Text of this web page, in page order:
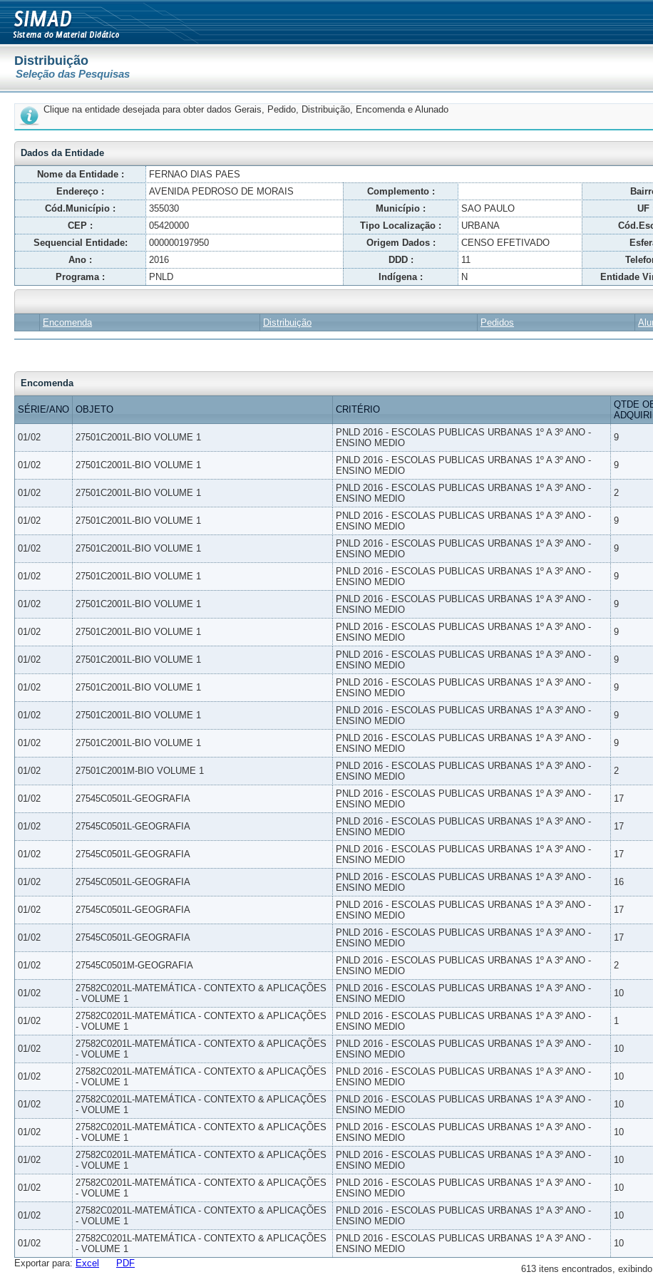
Distribuição
Seleção das Pesquisas
Clique na entidade desejada para obter dados Gerais, Pedido, Distribuição, Encomenda e Alunado
Dados da Entidade
Nome da Entidade :
FERNAO DIAS PAES
Endereço :
AVENIDA PEDROSO DE MORAIS Complemento :
Cód.Município :
355030 Município : SAO PAULO UF
CEP :
05420000 Tipo Localização : URBANA
Sequencial Entidade:
000000197950 Origem Dados : CENSO EFETIVADO
Ano :
2016 DDD : 11
Programa :
PNLD Indígena : N Entidade
Encomenda Distribuição Pedidos
Encomenda
SÉRIE/ANO OBJETO CRITÉRIO
QTDE
01/02 27501C2001L-BIO VOLUME 1
PNLD 2016 - ESCOLAS PUBLICAS URBANAS 1º A 3º ANO -
ENSINO MEDIO
9
01/02 27501C2001L-BIO VOLUME 1
PNLD 2016 - ESCOLAS PUBLICAS URBANAS 1º A 3º ANO -
ENSINO MEDIO
9
01/02 27501C2001L-BIO VOLUME 1
PNLD 2016 - ESCOLAS PUBLICAS URBANAS 1º A 3º ANO -
ENSINO MEDIO
2
01/02 27501C2001L-BIO VOLUME 1
PNLD 2016 - ESCOLAS PUBLICAS URBANAS 1º A 3º ANO -
ENSINO MEDIO
9
01/02 27501C2001L-BIO VOLUME 1
PNLD 2016 - ESCOLAS PUBLICAS URBANAS 1º A 3º ANO -
ENSINO MEDIO
9
01/02 27501C2001L-BIO VOLUME 1
PNLD 2016 - ESCOLAS PUBLICAS URBANAS 1º A 3º ANO -
ENSINO MEDIO
9
01/02 27501C2001L-BIO VOLUME 1
PNLD 2016 - ESCOLAS PUBLICAS URBANAS 1º A 3º ANO -
ENSINO MEDIO
9
01/02 27501C2001L-BIO VOLUME 1
PNLD 2016 - ESCOLAS PUBLICAS URBANAS 1º A 3º ANO -
ENSINO MEDIO
9
01/02 27501C2001L-BIO VOLUME 1
PNLD 2016 - ESCOLAS PUBLICAS URBANAS 1º A 3º ANO -
ENSINO MEDIO
9
01/02 27501C2001L-BIO VOLUME 1
PNLD 2016 - ESCOLAS PUBLICAS URBANAS 1º A 3º ANO -
ENSINO MEDIO
9
01/02 27501C2001L-BIO VOLUME 1
PNLD 2016 - ESCOLAS PUBLICAS URBANAS 1º A 3º ANO -
ENSINO MEDIO
9
01/02 27501C2001L-BIO VOLUME 1
PNLD 2016 - ESCOLAS PUBLICAS URBANAS 1º A 3º ANO -
ENSINO MEDIO
9
01/02 27501C2001M-BIO VOLUME 1
PNLD 2016 - ESCOLAS PUBLICAS URBANAS 1º A 3º ANO -
ENSINO MEDIO
2
01/02 27545C0501L-GEOGRAFIA
PNLD 2016 - ESCOLAS PUBLICAS URBANAS 1º A 3º ANO -
ENSINO MEDIO
17
01/02 27545C0501L-GEOGRAFIA
PNLD 2016 - ESCOLAS PUBLICAS URBANAS 1º A 3º ANO -
ENSINO MEDIO
17
01/02 27545C0501L-GEOGRAFIA
PNLD 2016 - ESCOLAS PUBLICAS URBANAS 1º A 3º ANO -
ENSINO MEDIO
17
01/02 27545C0501L-GEOGRAFIA
PNLD 2016 - ESCOLAS PUBLICAS URBANAS 1º A 3º ANO -
ENSINO MEDIO
16
01/02 27545C0501L-GEOGRAFIA
PNLD 2016 - ESCOLAS PUBLICAS URBANAS 1º A 3º ANO -
ENSINO MEDIO
17
01/02 27545C0501L-GEOGRAFIA
PNLD 2016 - ESCOLAS PUBLICAS URBANAS 1º A 3º ANO -
ENSINO MEDIO
17
01/02 27545C0501M-GEOGRAFIA
PNLD 2016 - ESCOLAS PUBLICAS URBANAS 1º A 3º ANO -
ENSINO MEDIO
2
01/02
27582C0201L-MATEMÁTICA - CONTEXTO & APLICAÇÕES
- VOLUME 1
PNLD 2016 - ESCOLAS PUBLICAS URBANAS 1º A 3º ANO -
ENSINO MEDIO
10
01/02
27582C0201L-MATEMÁTICA - CONTEXTO & APLICAÇÕES
- VOLUME 1
PNLD 2016 - ESCOLAS PUBLICAS URBANAS 1º A 3º ANO -
ENSINO MEDIO
1
01/02
27582C0201L-MATEMÁTICA - CONTEXTO & APLICAÇÕES
- VOLUME 1
PNLD 2016 - ESCOLAS PUBLICAS URBANAS 1º A 3º ANO -
ENSINO MEDIO
10
01/02
27582C0201L-MATEMÁTICA - CONTEXTO & APLICAÇÕES
- VOLUME 1
PNLD 2016 - ESCOLAS PUBLICAS URBANAS 1º A 3º ANO -
ENSINO MEDIO
10
01/02
27582C0201L-MATEMÁTICA - CONTEXTO & APLICAÇÕES
- VOLUME 1
PNLD 2016 - ESCOLAS PUBLICAS URBANAS 1º A 3º ANO -
ENSINO MEDIO
10
01/02
27582C0201L-MATEMÁTICA - CONTEXTO & APLICAÇÕES
- VOLUME 1
PNLD 2016 - ESCOLAS PUBLICAS URBANAS 1º A 3º ANO -
ENSINO MEDIO
10
01/02
27582C0201L-MATEMÁTICA - CONTEXTO & APLICAÇÕES
- VOLUME 1
PNLD 2016 - ESCOLAS PUBLICAS URBANAS 1º A 3º ANO -
ENSINO MEDIO
10
01/02
27582C0201L-MATEMÁTICA - CONTEXTO & APLICAÇÕES
- VOLUME 1
PNLD 2016 - ESCOLAS PUBLICAS URBANAS 1º A 3º ANO -
ENSINO MEDIO
10
01/02
27582C0201L-MATEMÁTICA - CONTEXTO & APLICAÇÕES
- VOLUME 1
PNLD 2016 - ESCOLAS PUBLICAS URBANAS 1º A 3º ANO -
ENSINO MEDIO
10
01/02
27582C0201L-MATEMÁTICA - CONTEXTO & APLICAÇÕES
- VOLUME 1
PNLD 2016 - ESCOLAS PUBLICAS URBANAS 1º A 3º ANO -
ENSINO MEDIO
10
613 itens encontrados,
Exportar para: Excel PDF